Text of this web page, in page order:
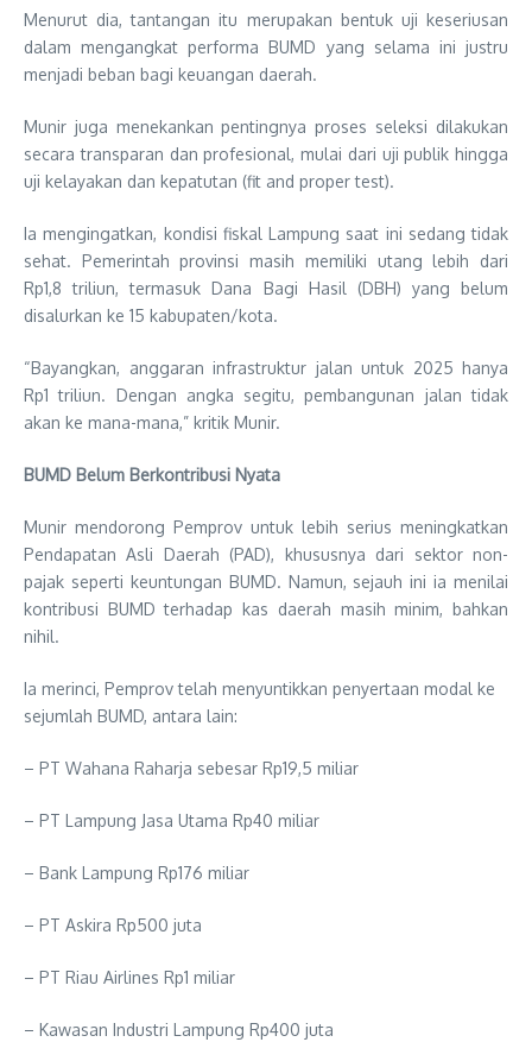
Menurut dia, tantangan itu merupakan bentuk uji keseriusan
dalam mengangkat performa BUMD yang selama ini justru
menjadi beban bagi keuangan daerah.
Munir juga menekankan pentingnya proses seleksi dilakukan
secara transparan dan profesional, mulai dari uji publik hingga
uji kelayakan dan kepatutan (fit and proper test).
Ia mengingatkan, kondisi fiskal Lampung saat ini sedang tidak
sehat. Pemerintah provinsi masih memiliki utang lebih dari
Rp1,8 triliun, termasuk Dana Bagi Hasil (DBH) yang belum
disalurkan ke 15 kabupaten/kota.
“Bayangkan, anggaran infrastruktur jalan untuk 2025 hanya
Rp1 triliun. Dengan angka segitu, pembangunan jalan tidak
akan ke mana-mana,” kritik Munir.
BUMD Belum Berkontribusi Nyata
Munir mendorong Pemprov untuk lebih serius meningkatkan
Pendapatan Asli Daerah (PAD), khususnya dari sektor non-
pajak seperti keuntungan BUMD. Namun, sejauh ini ia menilai
kontribusi BUMD terhadap kas daerah masih minim, bahkan
nihil.
Ia merinci, Pemprov telah menyuntikkan penyertaan modal ke
sejumlah BUMD, antara lain:
– PT Wahana Raharja sebesar Rp19,5 miliar
– PT Lampung Jasa Utama Rp40 miliar
– Bank Lampung Rp176 miliar
– PT Askira Rp500 juta
– PT Riau Airlines Rp1 miliar
– Kawasan Industri Lampung Rp400 juta